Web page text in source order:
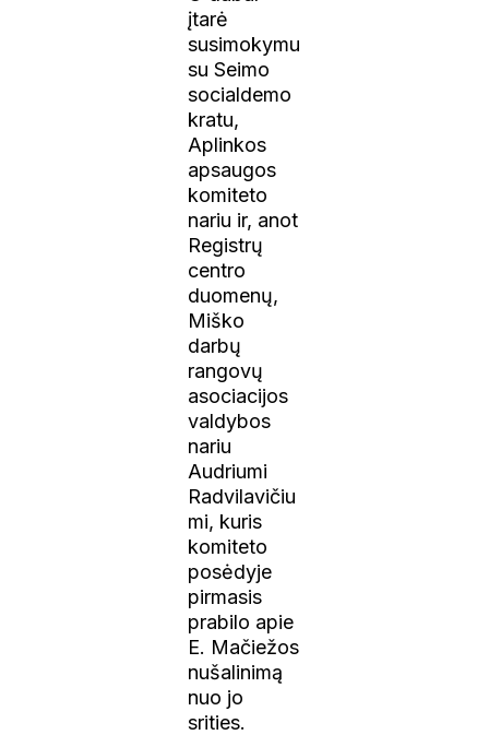
įtarė
susimokymu
su Seimo
socialdemo
kratu,
Aplinkos
apsaugos
komiteto
nariu ir, anot
Registrų
centro
duomenų,
Miško
darbų
rangovų
asociacijos
valdybos
nariu
Audriumi
Radvilavičiu
mi, kuris
komiteto
posėdyje
pirmasis
prabilo apie
E. Mačiežos
nušalinimą
nuo jo
srities.